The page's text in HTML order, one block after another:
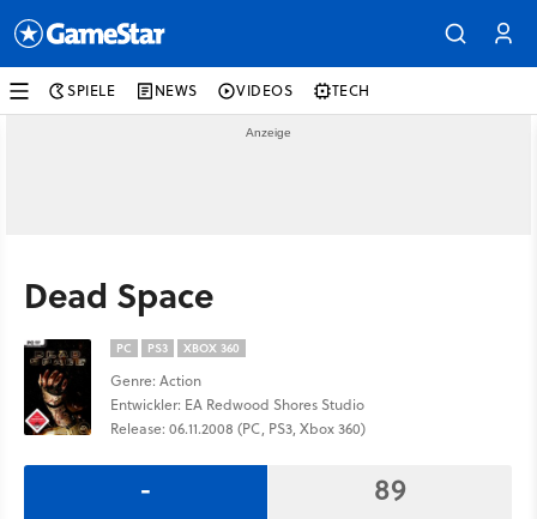
SPIELE NEWS VIDEOS TECH
Dead Space
PC PS3 XBOX 360
Genre: Action
Entwickler: EA Redwood Shores Studio
Release: 06.11.2008 (PC, PS3, Xbox 360)
- 89